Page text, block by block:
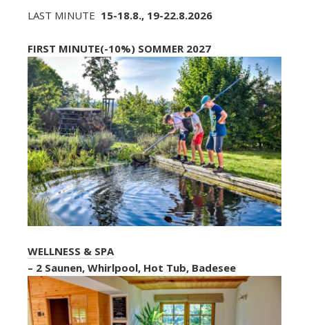
LAST MINUTE 15-18.8., 19-22.8.2026
FIRST MINUTE(-10%) SOMMER 2027
WELLNESS & SPA
– 2 Saunen, Whirlpool, Hot Tub, Badesee